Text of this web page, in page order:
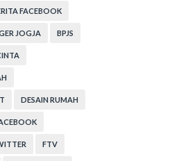
FACEBOOK
JOGJA BPJS
DESAIN RUMAH
FTV